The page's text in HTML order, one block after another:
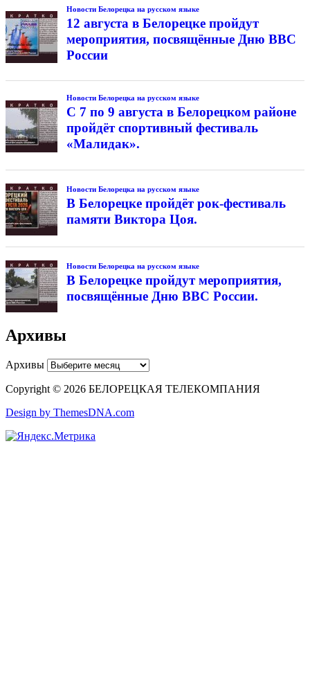
Новости Белорецка на русском языке
12 августа в Белорецке пройдут
мероприятия, посвящённые Дню ВВС
России
Новости Белорецка на русском языке
С 7 по 9 августа в Белорецком районе
пройдёт спортивный фестиваль
«Малидак».
Новости Белорецка на русском языке
В Белорецке пройдёт рок-фестиваль
памяти Виктора Цоя.
Новости Белорецка на русском языке
В Белорецке пройдут мероприятия,
посвящённые Дню ВВС России.
Архивы
Архивы
Copyright © 2026 БЕЛОРЕЦКАЯ ТЕЛЕКОМПАНИЯ
Design by ThemesDNA.com